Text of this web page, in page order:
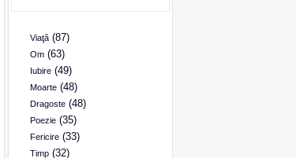
Viaţă(87)
Om(63)
Iubire(49)
Moarte(48)
Dragoste(48)
Poezie(35)
Fericire(33)
Timp(32)